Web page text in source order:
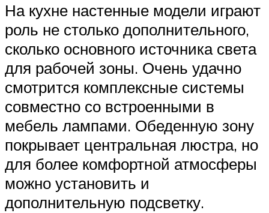
На кухне настенные модели играют
роль не столько дополнительного,
сколько основного источника света
для рабочей зоны. Очень удачно
смотрится комплексные системы
совместно со встроенными в
мебель лампами. Обеденную зону
покрывает центральная люстра, но
для более комфортной атмосферы
можно установить и
дополнительную подсветку.